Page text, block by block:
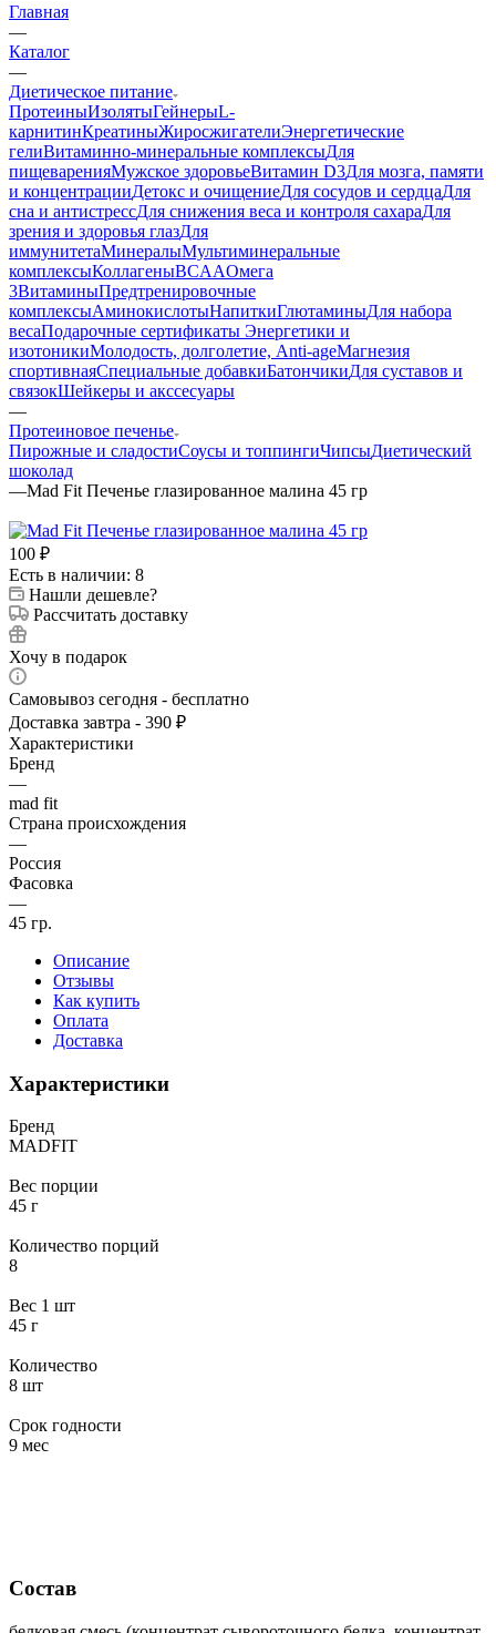
Главная
—
Каталог
—
Диетическое питание
ПротеиныИзолятыГейнерыL-
карнитинКреатиныЖиросжигателиЭнергетические
гелиВитаминно-минеральные комплексыДля
пищеваренияМужское здоровьеВитамин D3Для мозга, памяти
и концентрацииДетокс и очищениеДля сосудов и сердцаДля
сна и антистрессДля снижения веса и контроля сахараДля
зрения и здоровья глазДля
иммунитетаМинералыМультиминеральные
комплексыКоллагеныBCAAОмега
3ВитаминыПредтренировочные
комплексыАминокислотыНапиткиГлютаминыДля набора
весаПодарочные сертификаты Энергетики и
изотоникиМолодость, долголетие, Anti-ageМагнезия
спортивнаяСпециальные добавкиБатончикиДля суставов и
связокШейкеры и акссесуары
—
Протеиновое печенье
Пирожные и сладостиСоусы и топпингиЧипсыДиетический
шоколад
—Mad Fit Печенье глазированное малина 45 гр
100 ₽
Есть в наличии: 8
Нашли дешевле?
Рассчитать доставку
Хочу в подарок
Самовывоз сегодня - бесплатно
Доставка завтра - 390 ₽
Характеристики
Бренд
—
mad fit
Страна происхождения
—
Россия
Фасовка
—
45 гр.
Описание
Отзывы
Как купить
Оплата
Доставка
Характеристики
Бренд
MADFIT
Вес порции
45 г
Количество порций
8
Вес 1 шт
45 г
Количество
8 шт
Срок годности
9 мес
Состав